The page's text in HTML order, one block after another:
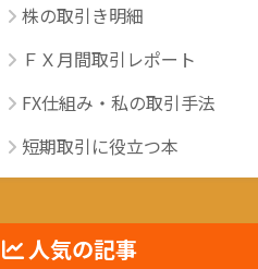
株の取引き明細
ＦＸ月間取引レポート
FX仕組み・私の取引手法
短期取引に役立つ本
人気の記事